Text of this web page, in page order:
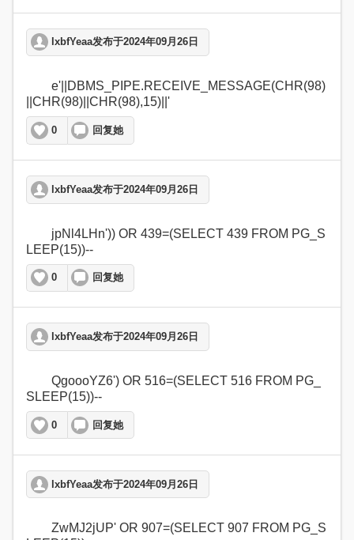
lxbfYeaa发布于2024年09月26日
||CHR(98)||CHR(98),15)||'
0 回复她
lxbfYeaa发布于2024年09月26日
LEEP(15))--
0 回复她
lxbfYeaa发布于2024年09月26日
SLEEP(15))--
0 回复她
lxbfYeaa发布于2024年09月26日